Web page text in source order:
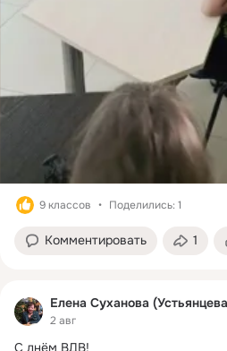
9 классов Поделились: 1
Комментировать 1
Елена Суханова
2 авг
С днём ВДВ!